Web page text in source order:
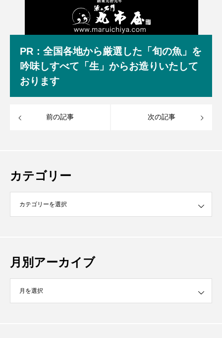
PR：全国各地から厳選した「旬の魚」を
吟味しすべて「生」からお造りいたして
おります
前の記事 次の記事
カテゴリー
月別アーカイブ